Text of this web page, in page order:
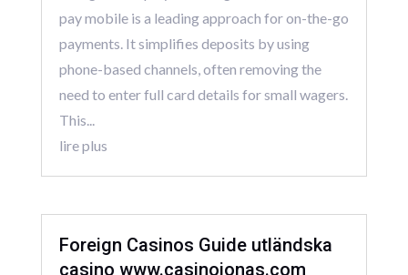
pay mobile is a leading approach for on-the-go
payments. It simplifies deposits by using
phone-based channels, often removing the
need to enter full card details for small wagers.
This...
lire plus
Foreign Casinos Guide utländska
casino www.casinojonas.com